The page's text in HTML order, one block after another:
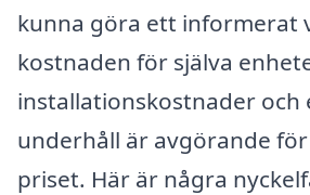
kunna göra ett informerat
kostnaden för själva
installationskostnader och
underhåll är avgörande
priset. Här är några